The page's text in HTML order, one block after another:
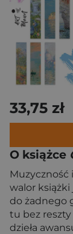
33,75 zł
O książce
Muzyczność
walor
do żadnego
tu bez reszty
dzieła